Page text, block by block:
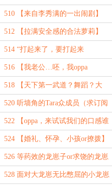
了！！”（求订阅求月票）
510 【来自李秀满的一出闹剧】
（求订阅求月票）
512 【拉满安全感的合法萝莉】
（求订阅求月票）
514 “打起来了，要打起来
了！！！”（求订阅求月票）
516 【我老公…呸，我oppa
呢？？？】（求订阅求月票）
518 【天下第一武道？舞蹈？大
会】（求订阅求月票）
520 听墙角的Tara众成员（求订阅
求月票）
522 【oppa，来试试我们的口感谁
更好吃呀~】（求订阅求月票）
524 【婚礼、怀孕、小孩or撩拨】
（求订阅求月票）
526 等药效的龙崽子or求饶的龙崽
子（求订阅求月票）
528 面对大龙崽无比憋屈的小龙崽